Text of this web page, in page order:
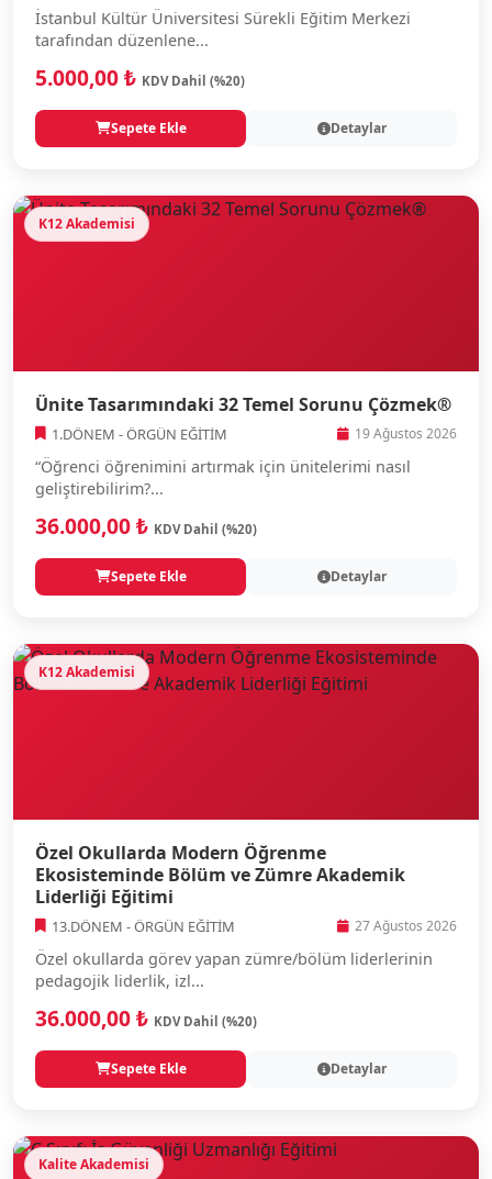
İstanbul Kültür Üniversitesi Sürekli Eğitim Merkezi
tarafından düzenlene...
5.000,00 ₺ KDV Dahil (%20)
Sepete Ekle Detaylar
K12 Akademisi
Ünite Tasarımındaki 32 Temel Sorunu Çözmek®
1.DÖNEM - ÖRGÜN EĞİTİM 19 Ağustos 2026
“Öğrenci öğrenimini artırmak için ünitelerimi nasıl
geliştirebilirim?...
36.000,00 ₺ KDV Dahil (%20)
Sepete Ekle Detaylar
K12 Akademisi
Özel Okullarda Modern Öğrenme
Ekosisteminde Bölüm ve Zümre Akademik
Liderliği Eğitimi
13.DÖNEM - ÖRGÜN EĞİTİM 27 Ağustos 2026
Özel okullarda görev yapan zümre/bölüm liderlerinin
pedagojik liderlik, izl...
36.000,00 ₺ KDV Dahil (%20)
Sepete Ekle Detaylar
Kalite Akademisi